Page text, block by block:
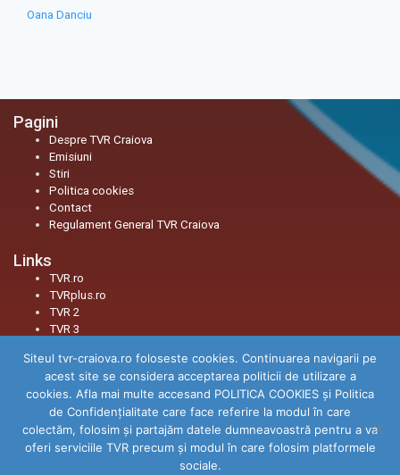
Oana Danciu
Pagini
Despre TVR Craiova
Emisiuni
Stiri
Politica cookies
Contact
Regulament General TVR Craiova
Links
TVR.ro
TVRplus.ro
TVR 2
TVR 3
Social
Facebook
Youtube
Instagram
TikTok
Threads
Siteul tvr-craiova.ro foloseste cookies. Continuarea navigarii pe
acest site se considera acceptarea politicii de utilizare a
cookies. Afla mai multe accesand POLITICA COOKIES și Politica
de Confidenţialitate care face referire la modul în care
colectăm, folosim şi partajăm datele dumneavoastră pentru a va
oferi serviciile TVR precum şi modul în care folosim platformele
sociale.